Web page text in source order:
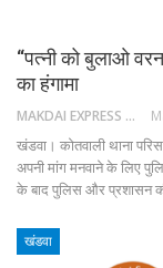
“पत्नी को बुलाओ
का हंगामा
MAKDAI EXPRESS 24
खंडवा। कोतवाली थाना
अपनी मांग मनवाने के लिए
के बाद पुलिस और प्रशासन
खंडवा